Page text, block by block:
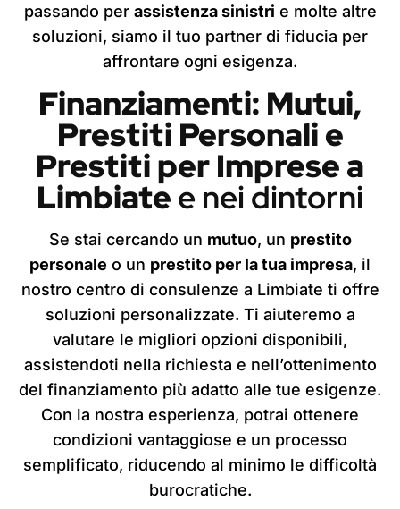
passando per assistenza sinistri e molte altre
soluzioni, siamo il tuo partner di fiducia per
affrontare ogni esigenza.
Finanziamenti: Mutui,
Prestiti Personali e
Prestiti per Imprese a
Limbiatee nei dintorni
Se stai cercando un mutuo, un prestito
personale o un prestito per la tua impresa, il
nostro centro di consulenze a Limbiate ti offre
soluzioni personalizzate. Ti aiuteremo a
valutare le migliori opzioni disponibili,
assistendoti nella richiesta e nell’ottenimento
del finanziamento più adatto alle tue esigenze.
Con la nostra esperienza, potrai ottenere
condizioni vantaggiose e un processo
semplificato, riducendo al minimo le difficoltà
burocratiche.